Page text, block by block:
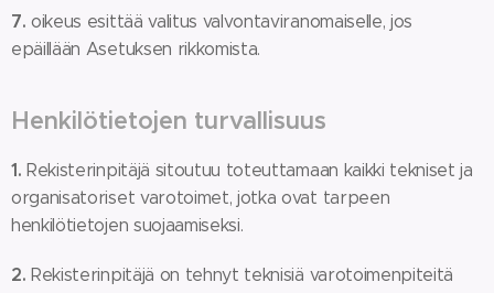
7.oikeus esittää valitus valvontaviranomaiselle, jos
epäillään Asetuksen rikkomista.
Henkilötietojen turvallisuus
1.Rekisterinpitäjä sitoutuu toteuttamaan kaikki tekniset ja
organisatoriset varotoimet, jotka ovat tarpeen
henkilötietojen suojaamiseksi.
2.Rekisterinpitäjä on tehnyt teknisiä varotoimenpiteitä